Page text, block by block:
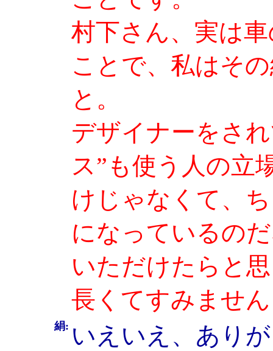
村下さん、実は
ことで、私はそ
と。
デザイナーをさ
ス”も使う人の立
けじゃなくて、
になっているの
いただけたらと
長くてすみませ
絹: いえいえ、あり